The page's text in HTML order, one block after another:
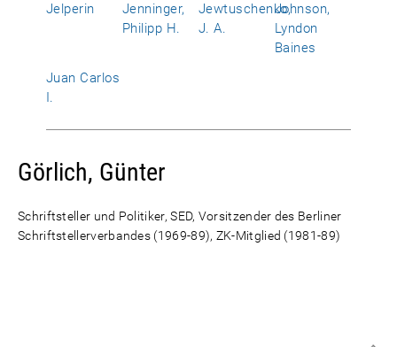
Jelperin
Jenninger,
Philipp H.
Jewtuschenko,
J. A.
Johnson,
Lyndon
Baines
Juan Carlos
I.
Görlich, Günter
Schriftsteller und Politiker, SED, Vorsitzender des Berliner
Schriftstellerverbandes (1969-89), ZK-Mitglied (1981-89)